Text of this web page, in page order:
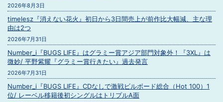
2026年8月3日
timelesz『消えない花火』初日から3日間売上が前作比大幅減、主な理
由は2つ
2026年7月31日
Number_i『BUGS LIFE』はグラミー賞アジア部門対象外！『3XL』は
微妙/ 平野紫耀『グラミー賞行きたい』過去発言
2026年7月31日
Number_i『BUGS LIFE』CDなしで激戦ビルボード総合（Hot 100）1
位/ レーベル移籍後初シングルはトリプルA面